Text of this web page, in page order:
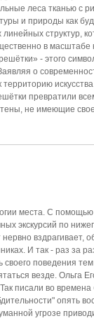
леса тканью с
и природы как
линейных структур,
в
- этого
о
территорию
превратили
не имеющие
места. С
экскурсий по
вздрагивает,
И так - раз за
поведения
везде. Ольга
писали во
опять
угрозе